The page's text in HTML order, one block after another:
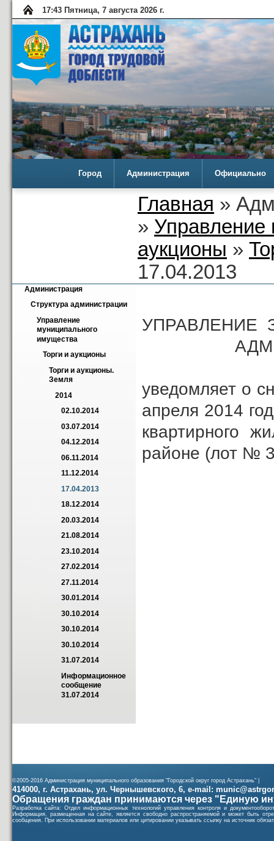
17:43 Пятница, 7 августа 2026 г.
Город Администрация Официально
Главная »
» Управление
аукционы »
17.04.2013
Администрация
Структура администрации
Управление
муниципального
имущества
Торги и аукционы
Торги и аукционы.
Земля
2014
02.10.2014
03.07.2014
04.12.2014
06.11.2014
11.12.2014
17.04.2013
18.12.2014
20.03.2014
21.08.2014
23.10.2014
27.02.2014
27.11.2014
30.01.2014
30.10.2014
30.10.2014
30.10.2014
31.07.2014
Информационное
сообщение
31.07.2014
УПРАВЛЕНИЕ
уведомляет о
апреля 2014
квартирного
районе (лот №
©2005-2016 Администрация муниципального образования "Городской округ город Астрахань" |
414000, г. Астрахань, ул. Чернышевского, 6, e-mail:
Обращения граждан принимаются через "Единую
Разработка сайта: Отдел информационных технологий управления контроля и
Информация, размещенная на сайте, является свободно распространяемой и может быть
сообщения. При использовании материалов или цитировании указывать ссылку на источник